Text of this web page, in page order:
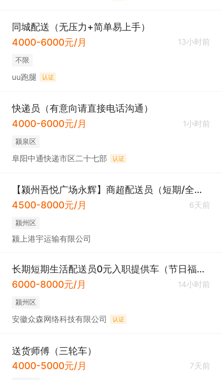
同城配送（无压力+简单易上手）
4000-6000元/月
13小时前
不限
uu跑腿 认证
快递员（有意向请直接电话沟通）
4000-6000元/月
1小时前
颍泉区
阜阳中通快递市区二十七部 认证
【颍州吾悦广场永辉】商超配送员（短期/全职均可）
4500-8000元/月
6天前
颍州区
颍上港宇运输有限公司
长期短期生活配送员0元入职提供车（节日福利）
6000-8000元/月
14小时前
颍州区
安徽众森网络科技有限公司 认证
送货师傅（三轮车）
4000-5000元/月
7天前